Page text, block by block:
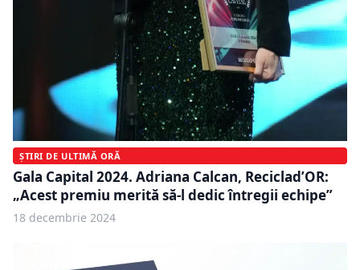
ȘTIRI DE ULTIMĂ ORĂ
Gala Capital 2024. Adriana Calcan, Reciclad’OR:
„Acest premiu merită să-l dedic întregii echipe”
18 decembrie 2024